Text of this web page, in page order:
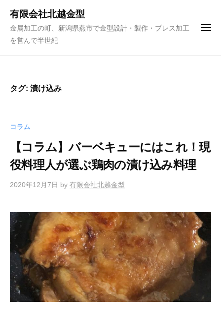
有限会社北越金型
金属加工の町、新潟県燕市で金型設計・製作・プレス加工
を営んで半世紀
メ
タグ: 漬け込み
コラム
【コラム】バーベキューにはこれ！現
役料理人が選ぶ鶏肉の漬け込み料理
2020年12月7日 by 有限会社北越金型